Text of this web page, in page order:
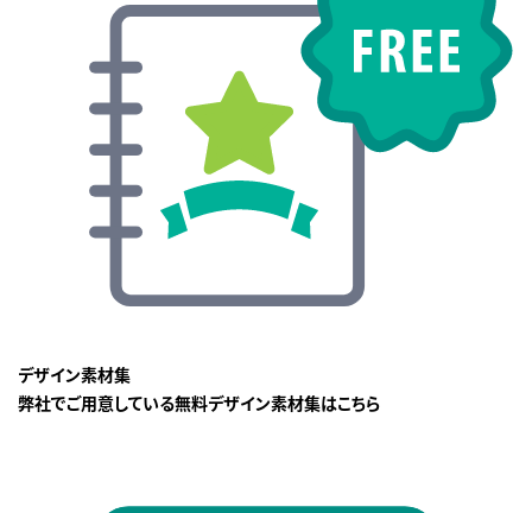
デザイン素材集
弊社でご用意している無料デザイン素材集はこちら